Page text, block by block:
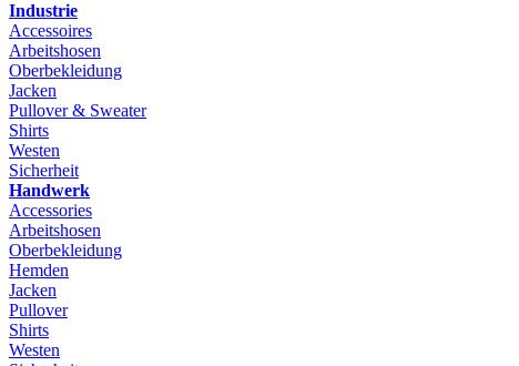
Industrie
Accessoires
Arbeitshosen
Oberbekleidung
Jacken
Pullover & Sweater
Shirts
Westen
Sicherheit
Handwerk
Accessories
Arbeitshosen
Oberbekleidung
Hemden
Jacken
Pullover
Shirts
Westen